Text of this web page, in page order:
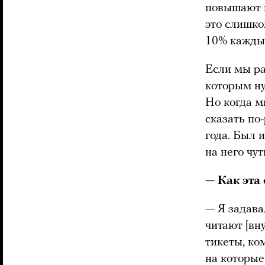
повышают
это
10%
Если мы
которым
Но когда
сказать
года. Был
на него
— Как эта
— Я
читают
тикеты,
на